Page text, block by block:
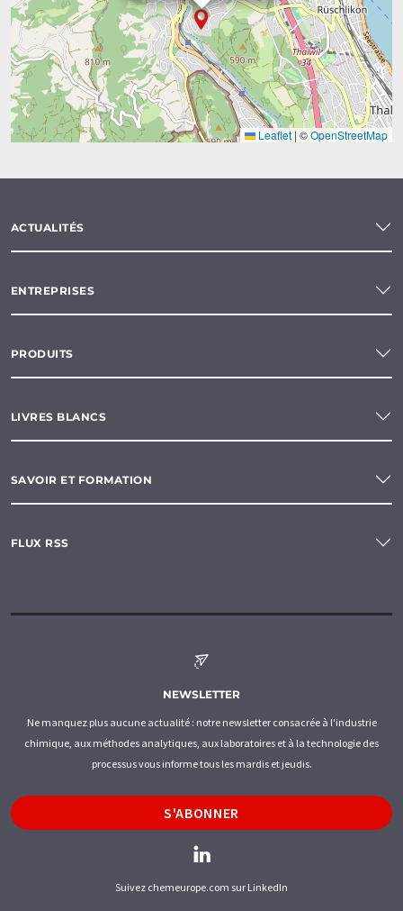
Leaflet | ©OpenStreetMap
ACTUALITÉS
ENTREPRISES
PRODUITS
LIVRES BLANCS
SAVOIR ET FORMATION
FLUX RSS
NEWSLETTER
Ne manquez plus aucune actualité : notre newsletter consacrée à l'industrie
chimique, aux méthodes analytiques, aux laboratoires et à la technologie des
processus vous informe tous les mardis et jeudis.
S'ABONNER
Suivez chemeurope.com sur LinkedIn